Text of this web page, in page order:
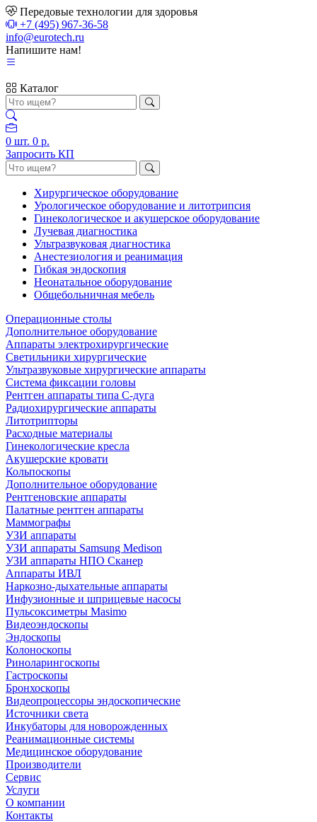
Передовые технологии для здоровья
+7 (495) 967-36-58
info@eurotech.ru
Напишите нам!
Каталог
0 шт. 0 р.
Запросить КП
Хирургическое оборудование
Урологическое оборудование и литотрипсия
Гинекологическое и акушерское оборудование
Лучевая диагностика
Ультразвуковая диагностика
Анестезиология и реанимация
Гибкая эндоскопия
Неонатальное оборудование
Общебольничная мебель
Операционные столы
Дополнительное оборудование
Аппараты электрохирургические
Светильники хирургические
Ультразвуковые хирургические аппараты
Система фиксации головы
Рентген аппараты типа С-дуга
Радиохирургические аппараты
Литотрипторы
Расходные материалы
Гинекологические кресла
Акушерские кровати
Кольпоскопы
Дополнительное оборудование
Рентгеновские аппараты
Палатные рентген аппараты
Маммографы
УЗИ аппараты
УЗИ аппараты Samsung Medison
УЗИ аппараты НПО Сканер
Аппараты ИВЛ
Наркозно-дыхательные аппараты
Инфузионные и шприцевые насосы
Пульсоксиметры Masimo
Видеоэндоскопы
Эндоскопы
Колоноскопы
Риноларингоскопы
Гастроскопы
Бронхоскопы
Видеопроцессоры эндоскопические
Источники света
Инкубаторы для новорожденных
Реанимационные системы
Медицинское оборудование
Производители
Сервис
Услуги
О компании
Контакты